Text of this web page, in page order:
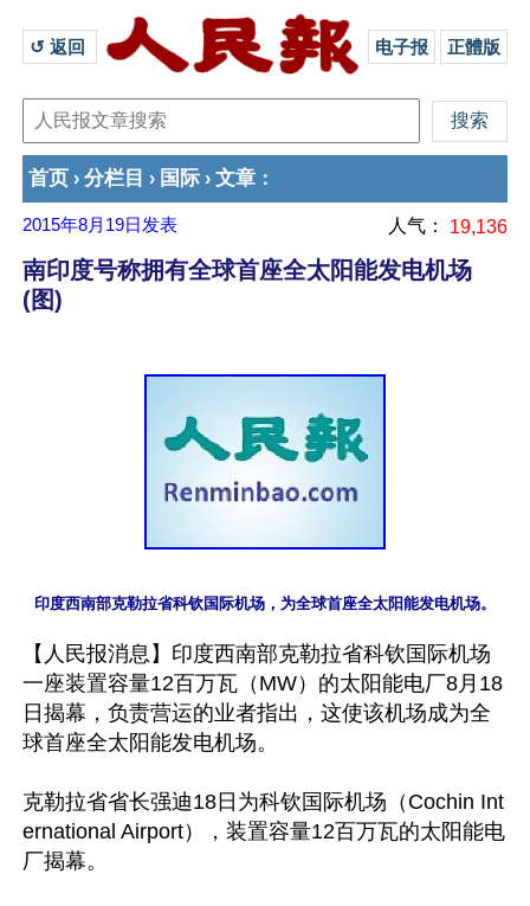
↺ 返回 电子报 正體版
首页 › 分栏目 › 国际 › 文章 ：
2015年8月19日 发表 人气： 19,136
南印度号称拥有全球首座全太阳能发电机场
(图)
【人民报消息】印度西南部克勒拉省科钦国际机场
一座装置容量12百万瓦（MW）的太阳能电厂8月18
日揭幕，负责营运的业者指出，这使该机场成为全
球首座全太阳能发电机场。
克勒拉省省长强迪18日为科钦国际机场（Cochin Int
ernational Airport），装置容量12百万瓦的太阳能电
厂揭幕。